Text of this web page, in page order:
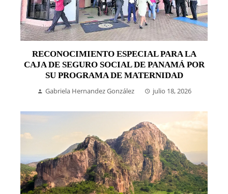
RECONOCIMIENTO ESPECIAL PARA LA
CAJA DE SEGURO SOCIAL DE PANAMÁ POR
SU PROGRAMA DE MATERNIDAD
Gabriela Hernandez González julio 18, 2026